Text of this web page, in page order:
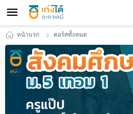
หน้าแรก คอร์สทั้งหมด